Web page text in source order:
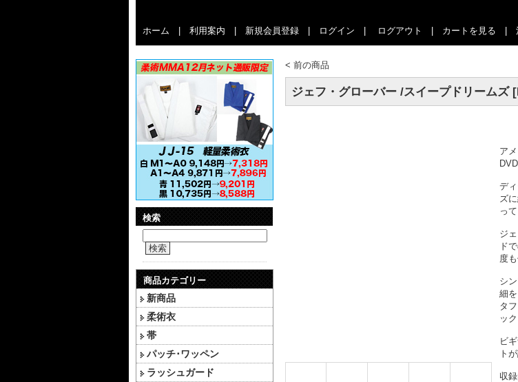
ホーム 利用案内 新規会員登録 ログイン ログアウト カートを見る
検索
検索
商品カテゴリー
新商品
柔術衣
帯
パッチ･ワッペン
ラッシュガード
< 前の商品
ジェフ・グローバー /スイープドリームズ
ア
デ
ズ
っ
ジ
ド
度
シ
細
タ
ッ
ビ
ト
収